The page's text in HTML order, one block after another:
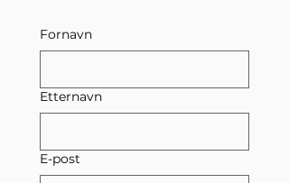
Fornavn
Etternavn
E-post